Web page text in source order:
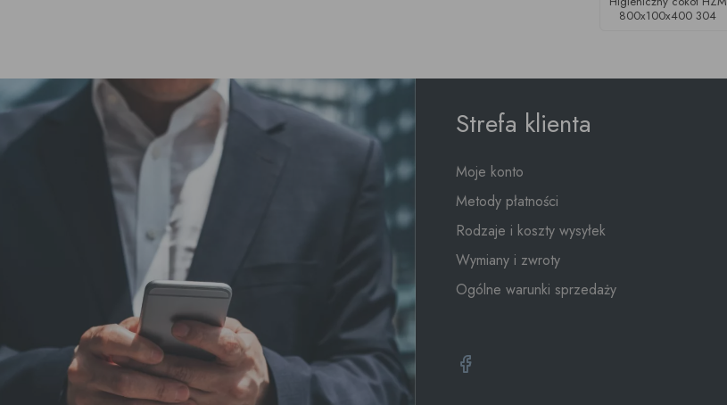
800x100x400 304
Strefa klienta
Moje konto
Metody płatności
Rodzaje i koszty wysyłek
Wymiany i zwroty
Ogólne warunki sprzedaży